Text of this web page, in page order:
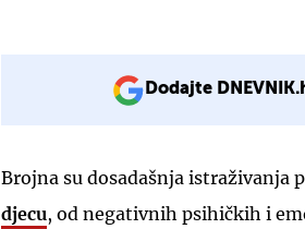
Dodajte
Brojna su dosadašnja istraživanja
djecu, od negativnih psihičkih i